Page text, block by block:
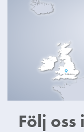
Följ